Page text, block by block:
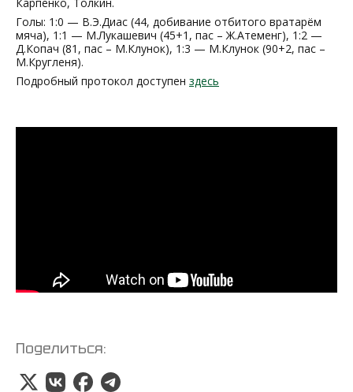
Голы: 1:0 — В.Э.Диас (44, добивание отбитого вратарём
мяча), 1:1 — М.Лукашевич (45+1, пас – Ж.Атеменг), 1:2 —
Д.Копач (81, пас – М.Клунок), 1:3 — М.Клунок (90+2, пас –
М.Кругленя).
Подробный протокол доступен здесь
Поделиться: